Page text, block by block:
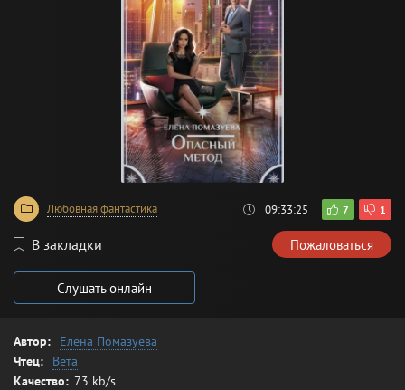
Любовная фантастика 09:33:25 7 1
В закладки Пожаловаться
Слушать онлайн
Автор:
Елена Помазуева
Чтец:
Вета
Качество: 73 kb/s